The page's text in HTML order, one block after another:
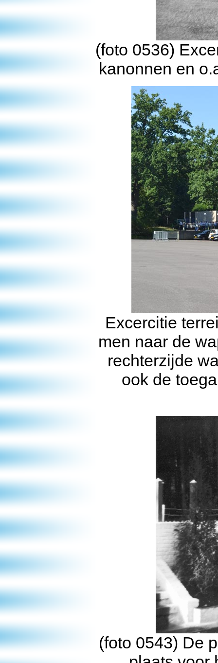
(foto 0536)
kanonnen en
Excercitie
men naar de
rechterzijde
ook de
(foto 0543) De